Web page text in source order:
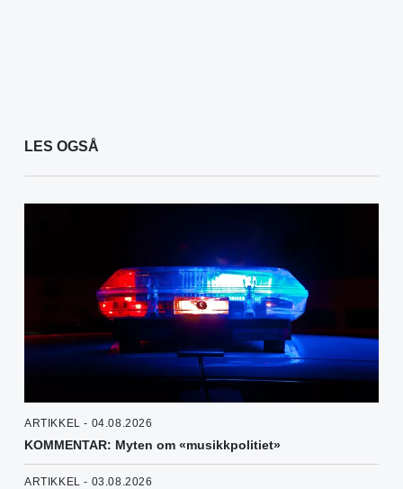
LES OGSÅ
ARTIKKEL - 04.08.2026
KOMMENTAR: Myten om «musikkpolitiet»
ARTIKKEL - 03.08.2026